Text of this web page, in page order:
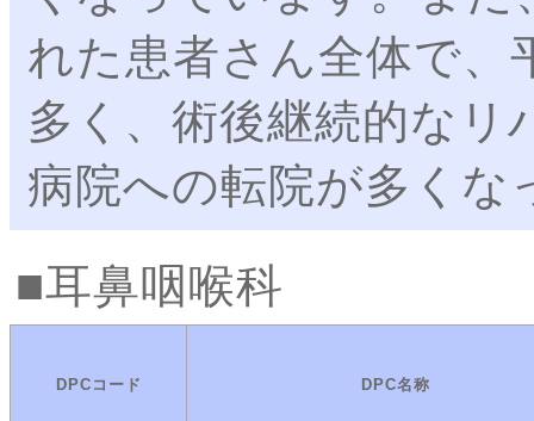
れた患者さん全体で、
多く、術後継続的なリ
病院への転院が多くな
耳鼻咽喉科
DPCコード DPC名称